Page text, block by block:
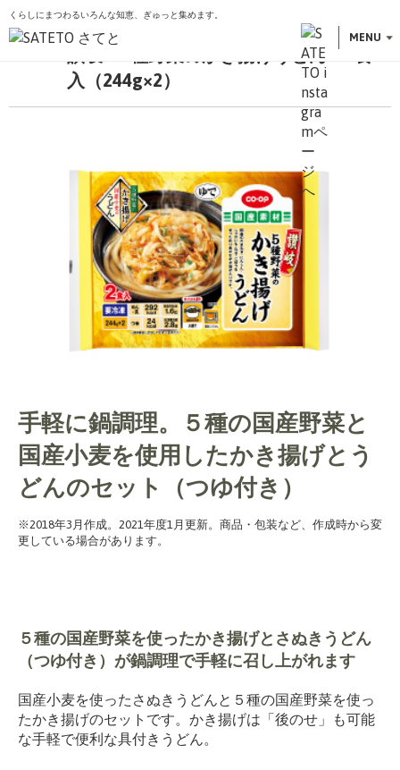
こ
の
くらしにまつわるいろんな知恵、ぎゅっと集めます。
MENU
トップ 商品一覧 冷凍食品 讃岐 5種野菜のかき揚げうどん 2食入（244g×2）
讃岐 5種野菜のかき揚げうどん 2食
入（244g×2）
手軽に鍋調理。５種の国産野菜と
国産小麦を使用したかき揚げとう
どんのセット（つゆ付き）
※2018年3月作成。2021年度1月更新。商品・包装など、作成時から変
更している場合があります。
５種の国産野菜を使ったかき揚げとさぬきうどん
（つゆ付き）が鍋調理で手軽に召し上がれます
国産小麦を使ったさぬきうどんと５種の国産野菜を使っ
たかき揚げのセットです。かき揚げは「後のせ」も可能
な手軽で便利な具付きうどん。